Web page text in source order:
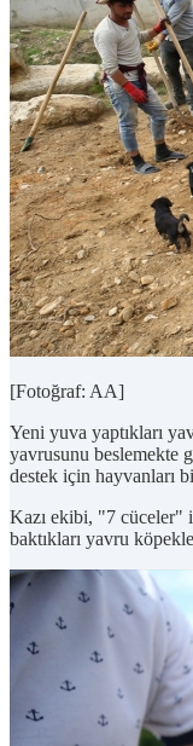
[Fotoğraf: AA]
Yeni yuva yaptıkları
yavrusunu beslemekte
destek için hayvanları
Kazı ekibi, "7 cüceler"
baktıkları yavru